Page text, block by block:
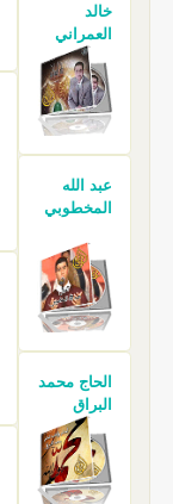
خالد
العمراني
عبد الله
المخطوبي
الحاج محمد
البراق